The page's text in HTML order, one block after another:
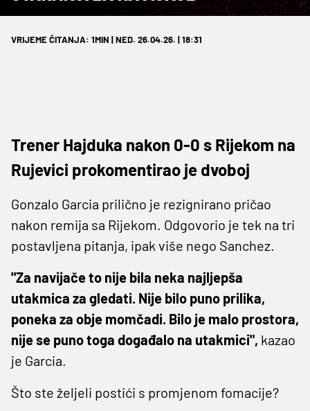
VRIJEME ČITANJA: 1MIN | NED. 26.04.26. | 18:31
Trener Hajduka nakon 0-0 s Rijekom na
Rujevici prokomentirao je dvoboj
Gonzalo Garcia prilično je rezignirano pričao
nakon remija sa Rijekom. Odgovorio je tek na tri
postavljena pitanja, ipak više nego Sanchez.
"Za navijače to nije bila neka najljepša
utakmica za gledati. Nije bilo puno prilika,
poneka za obje momčadi. Bilo je malo prostora,
nije se puno toga događalo na utakmici", kazao
je Garcia.
Što ste željeli postići s promjenom fomacije?